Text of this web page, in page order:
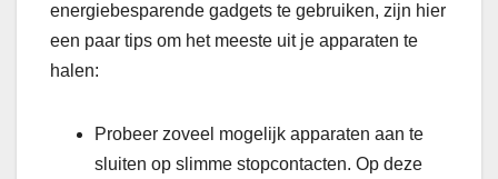
energiebesparende gadgets te gebruiken, zijn hier
een paar tips om het meeste uit je apparaten te
halen:
Probeer zoveel mogelijk apparaten aan te
sluiten op slimme stopcontacten. Op deze